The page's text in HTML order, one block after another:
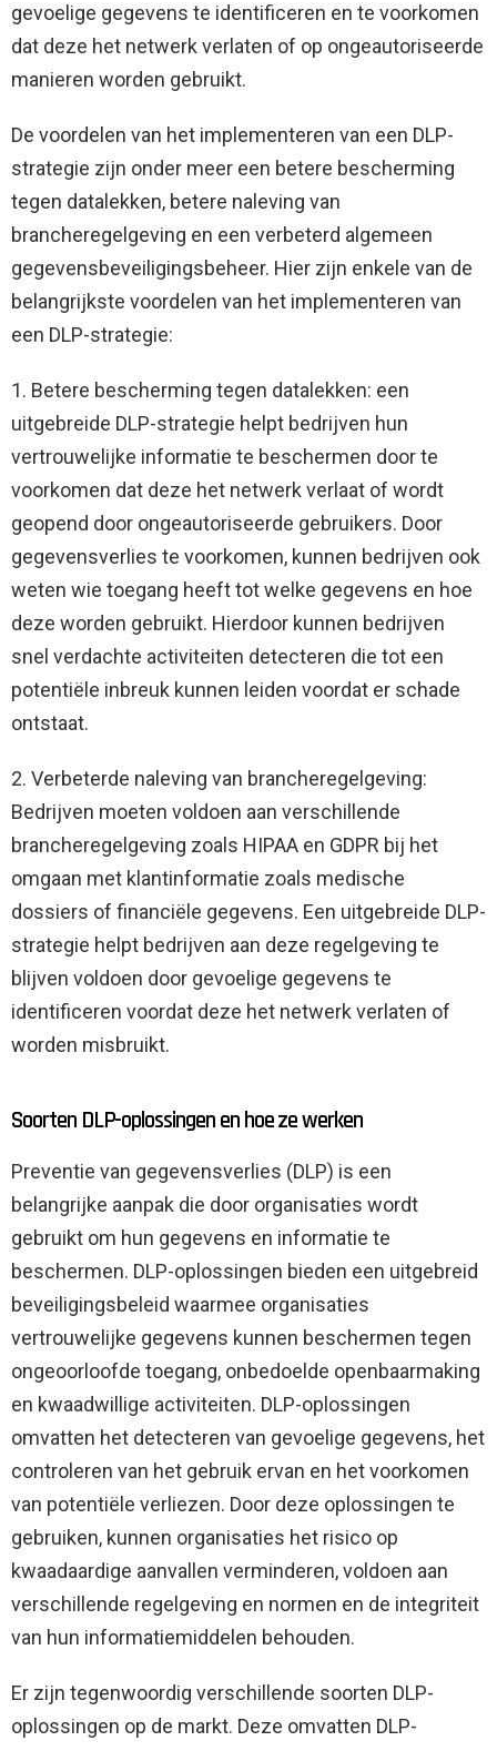
gevoelige gegevens te identificeren en te voorkomen
dat deze het netwerk verlaten of op ongeautoriseerde
manieren worden gebruikt.
De voordelen van het implementeren van een DLP-
strategie zijn onder meer een betere bescherming
tegen datalekken, betere naleving van
brancheregelgeving en een verbeterd algemeen
gegevensbeveiligingsbeheer. Hier zijn enkele van de
belangrijkste voordelen van het implementeren van
een DLP-strategie:
1. Betere bescherming tegen datalekken: een
uitgebreide DLP-strategie helpt bedrijven hun
vertrouwelijke informatie te beschermen door te
voorkomen dat deze het netwerk verlaat of wordt
geopend door ongeautoriseerde gebruikers. Door
gegevensverlies te voorkomen, kunnen bedrijven ook
weten wie toegang heeft tot welke gegevens en hoe
deze worden gebruikt. Hierdoor kunnen bedrijven
snel verdachte activiteiten detecteren die tot een
potentiële inbreuk kunnen leiden voordat er schade
ontstaat.
2. Verbeterde naleving van brancheregelgeving:
Bedrijven moeten voldoen aan verschillende
brancheregelgeving zoals HIPAA en GDPR bij het
omgaan met klantinformatie zoals medische
dossiers of financiële gegevens. Een uitgebreide DLP-
strategie helpt bedrijven aan deze regelgeving te
blijven voldoen door gevoelige gegevens te
identificeren voordat deze het netwerk verlaten of
worden misbruikt.
Soorten DLP-oplossingen en hoe ze werken
Preventie van gegevensverlies (DLP) is een
belangrijke aanpak die door organisaties wordt
gebruikt om hun gegevens en informatie te
beschermen. DLP-oplossingen bieden een uitgebreid
beveiligingsbeleid waarmee organisaties
vertrouwelijke gegevens kunnen beschermen tegen
ongeoorloofde toegang, onbedoelde openbaarmaking
en kwaadwillige activiteiten. DLP-oplossingen
omvatten het detecteren van gevoelige gegevens, het
controleren van het gebruik ervan en het voorkomen
van potentiële verliezen. Door deze oplossingen te
gebruiken, kunnen organisaties het risico op
kwaadaardige aanvallen verminderen, voldoen aan
verschillende regelgeving en normen en de integriteit
van hun informatiemiddelen behouden.
Er zijn tegenwoordig verschillende soorten DLP-
oplossingen op de markt. Deze omvatten DLP-